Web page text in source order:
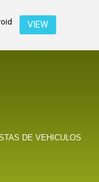
VIEW
DE VEHICULOS